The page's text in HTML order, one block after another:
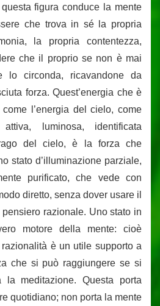
figura conduce la mente
che trova in sé la propria
la propria contentezza,
che il proprio se non è mai
lo circonda, ricavandone da
forza. Quest’energia che è
l’energia del cielo, come
attiva, luminosa, identificata
del cielo, è la forza che
stato d’illuminazione parziale,
purificato, che vede con
diretto, senza dover usare il
razionale. Uno stato in
motore della mente: cioè
razionalità è un utile supporto a
che si può raggiungere se si
la meditazione. Questa porta
quotidiano; non porta la mente